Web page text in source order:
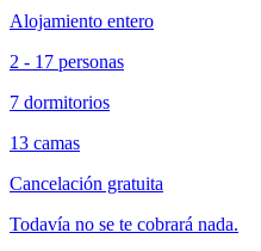
Alojamiento entero
2 - 17 personas
7 dormitorios
13 camas
Cancelación gratuita
Todavía no se te cobrará nada.